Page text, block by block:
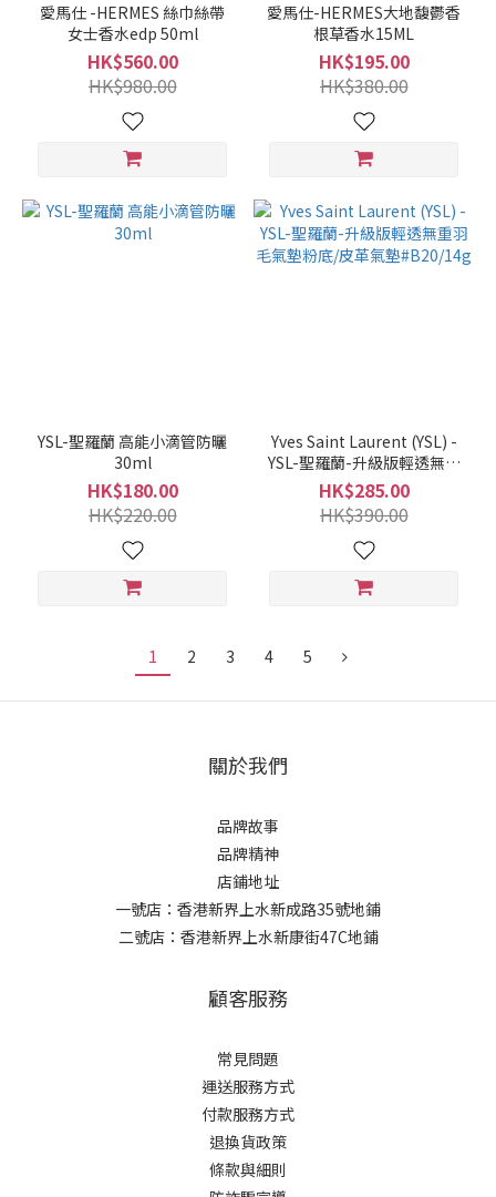
愛馬仕 -HERMES 絲巾絲帶
女士香水edp 50ml
HK$560.00
HK$980.00
愛馬仕-HERMES大地馥鬱香
根草香水15ML
HK$195.00
HK$380.00
YSL-聖羅蘭 高能小滴管防曬
30ml
HK$180.00
HK$220.00
Yves Saint Laurent (YSL) -
YSL-聖羅蘭-升級版輕透無重
羽毛氣墊粉底/皮革氣墊
#B20/14g
HK$285.00
HK$390.00
1 2 3 4 5
關於我們
品牌故事
品牌精神
店鋪地址
一號店：香港新界上水新成路35號地鋪
二號店：香港新界上水新康街47C地鋪
顧客服務
常見問題
運送服務方式
付款服務方式
退換貨政策
條款與細則